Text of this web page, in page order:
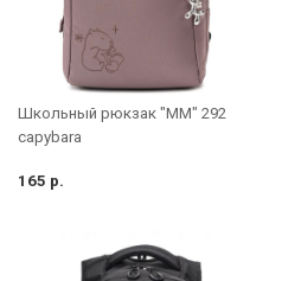
Школьный рюкзак "MM" 292
capybara
165 р.